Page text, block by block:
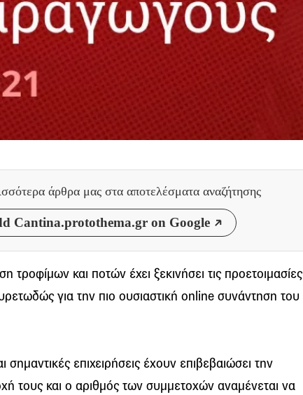
άρθρα μας στα αποτελέσματα αναζήτησης
Cantina.protothema.gr on Google
και ποτών έχει ξεκινήσει τις προετοιμασίες
για την πιο ουσιαστική online συνάντηση του
σημαντικές επιχειρήσεις έχουν επιβεβαιώσει την
τους και ο αριθμός των συμμετοχών αναμένεται να